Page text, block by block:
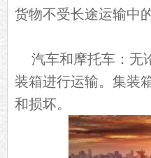
货物不受长途运输中
汽车和摩托车：无
装箱进行运输。集装
和损坏。